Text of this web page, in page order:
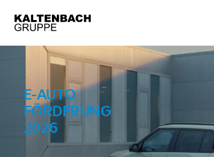
springen
E-AUTO
FÖRDERUNG
2026